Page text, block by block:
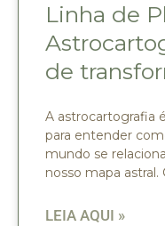
Linha de
de
A astrocartografia
para entender
mundo se
nosso mapa astral.
LEIA AQUI »